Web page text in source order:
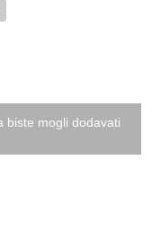
biste mogli dodavati